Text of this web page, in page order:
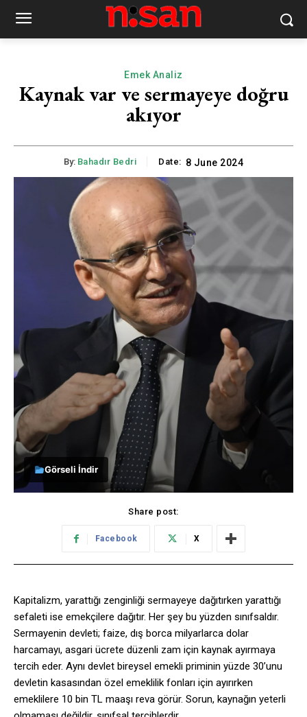
Emek Analiz
Kaynak var ve sermayeye doğru
akıyor
By: Bahadır Bedri Date: 8 June 2024
Görseli İndir
Share post:
Facebook X
Kapitalizm, yarattığı zenginliği sermayeye dağıtırken yarattığı
sefaleti ise emekçilere dağıtır. Her şey bu yüzden sınıfsaldır.
Sermayenin devleti; faize, dış borca milyarlarca dolar
harcamayı, asgari ücrete düzenli zam için kaynak ayırmaya
tercih eder. Aynı devlet bireysel emekli priminin yüzde 30’unu
devletin kasasından özel emeklilik fonları için ayırırken
emeklilere 10 bin TL maaşı reva görür. Sorun, kaynağın yeterli